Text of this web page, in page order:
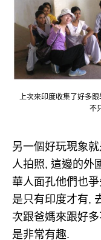
上次來印度收集了好多
不
另一個好玩現象
人拍照, 這邊的外
華人面孔他們也
是只有印度才有,
次跟爸媽來跟好
是非常有趣.